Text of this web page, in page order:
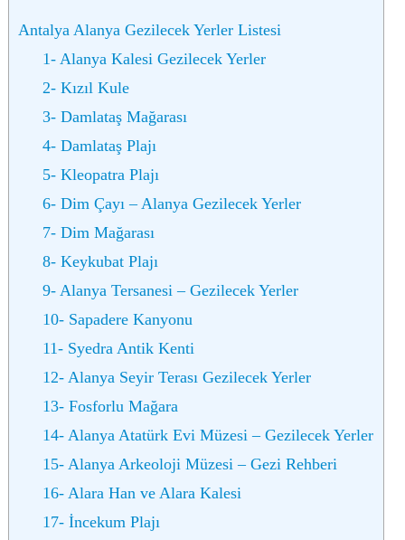
Antalya Alanya Gezilecek Yerler Listesi
1- Alanya Kalesi Gezilecek Yerler
2- Kızıl Kule
3- Damlataş Mağarası
4- Damlataş Plajı
5- Kleopatra Plajı
6- Dim Çayı – Alanya Gezilecek Yerler
7- Dim Mağarası
8- Keykubat Plajı
9- Alanya Tersanesi – Gezilecek Yerler
10- Sapadere Kanyonu
11- Syedra Antik Kenti
12- Alanya Seyir Terası Gezilecek Yerler
13- Fosforlu Mağara
14- Alanya Atatürk Evi Müzesi – Gezilecek Yerler
15- Alanya Arkeoloji Müzesi – Gezi Rehberi
16- Alara Han ve Alara Kalesi
17- İncekum Plajı